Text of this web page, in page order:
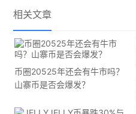
相关文章
币圈20525年还会有牛市吗？
山寨币是否会爆发？